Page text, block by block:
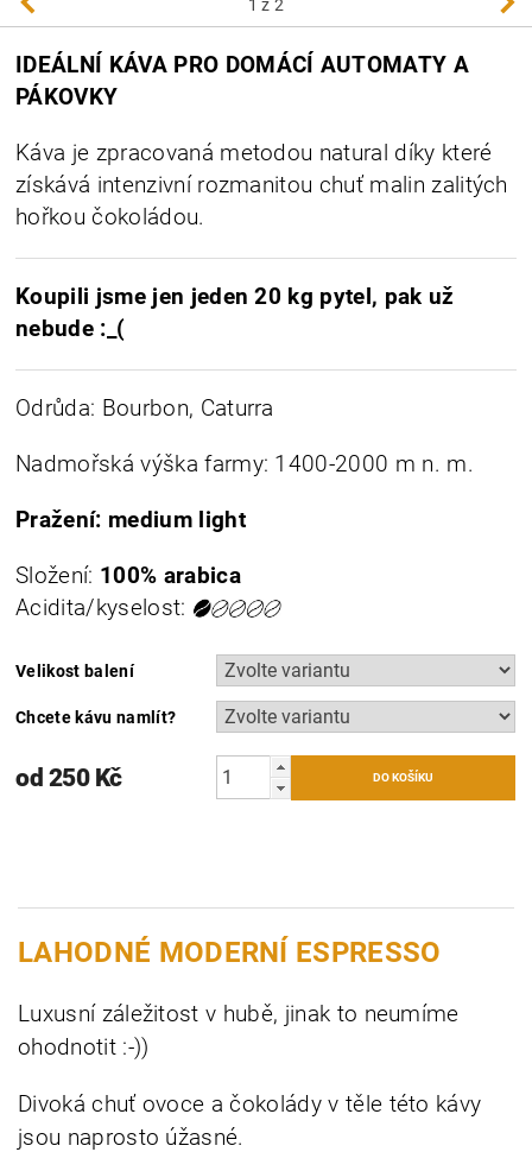
1 z 2
IDEÁLNÍ KÁVA PRO DOMÁCÍ AUTOMATY A
PÁKOVKY
Káva je zpracovaná metodou natural díky které
získává intenzivní rozmanitou chuť malin zalitých
hořkou čokoládou.
Koupili jsme jen jeden 20 kg pytel, pak už
nebude :_(
Odrůda: Bourbon, Caturra
Nadmořská výška farmy: 1400-2000 m n. m.
Pražení: medium light
Složení: 100% arabica
Acidita/kyselost:
Velikost balení
Chcete kávu namlít?
od 250 Kč
LAHODNÉ MODERNÍ ESPRESSO
Luxusní záležitost v hubě, jinak to neumíme
ohodnotit :-))
Divoká chuť ovoce a čokolády v těle této kávy
jsou naprosto úžasné.